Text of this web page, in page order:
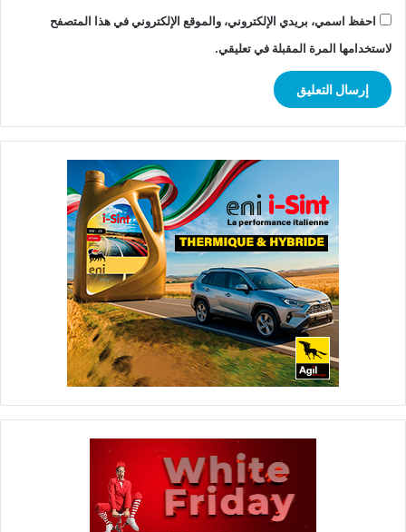
احفظ اسمي، بريدي الإلكتروني، والموقع الإلكتروني في هذا المتصفح
لاستخدامها المرة المقبلة في تعليقي.